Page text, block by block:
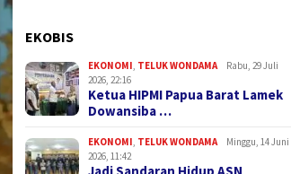
EKOBIS
EKONOMI, TELUK WONDAMA
Rabu, 29 Juli
2026, 22:16
Ketua HIPMI Papua Barat Lamek
Dowansiba …
EKONOMI, TELUK WONDAMA
Minggu, 14 Juni
2026, 11:42